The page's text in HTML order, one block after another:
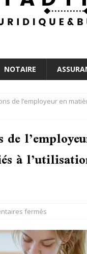
NOTAIRE
de l’employeur en
à
fermés